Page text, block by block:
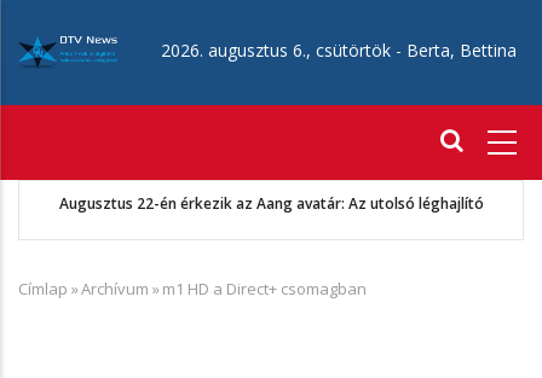
tartalomra
2026. augusztus 6., csütörtök - Berta, Bettina
Augusztus 22-én érkezik az Aang avatár: Az utolsó léghajlító
Morzsa
Címlap »Archívum »m1 HD a Direct+ csomagban